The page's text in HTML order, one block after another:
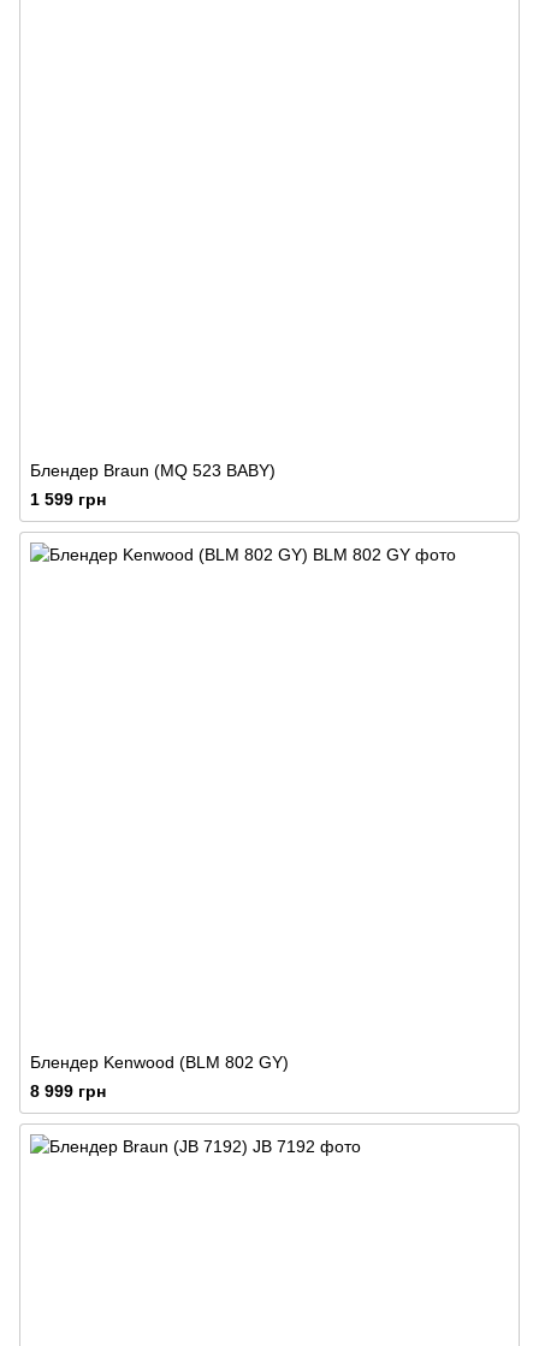
Блендер Braun (MQ 523 BABY)
1 599 грн
Блендер Kenwood (BLM 802 GY)
8 999 грн